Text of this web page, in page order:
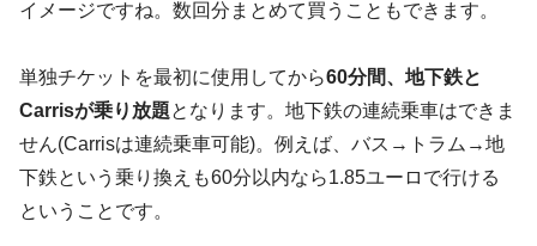
イメージですね。数回分まとめて買うこともできます。
単独チケットを最初に使用してから60分間、地下鉄と
Carrisが乗り放題となります。地下鉄の連続乗車はできま
せん(Carrisは連続乗車可能)。例えば、バス→トラム→地
下鉄という乗り換えも60分以内なら1.85ユーロで行ける
ということです。